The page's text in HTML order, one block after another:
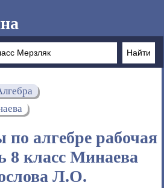
по алгебре рабочая
8 класс Минаева
Л.О.